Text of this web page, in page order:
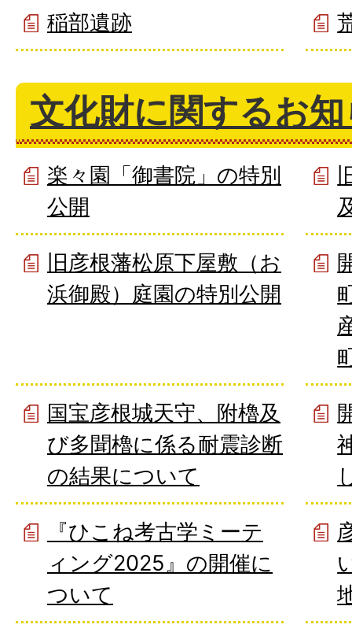
稲部遺跡
文化財に関するお
楽々園「御書院」の特別
公開
旧彦根藩松原下屋敷（お
浜御殿）庭園の特別公開
国宝彦根城天守、附櫓及
び多聞櫓に係る耐震診断
の結果について
『ひこね考古学ミーテ
ィング2025』の開催に
ついて